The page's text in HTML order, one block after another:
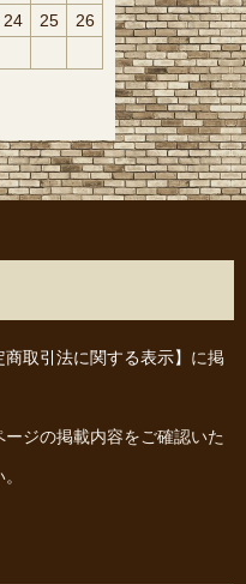
24 25
26
商取引法に関する表示】 に掲
ージの掲載内容をご確認いた